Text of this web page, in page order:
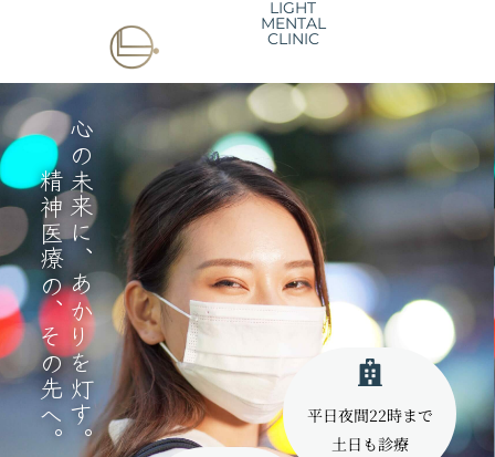
ッ
プ
LIGHT
MENTAL
CLINIC
医療法人社団燈心会｜ライトメンタルクリニック
心
の
未来
に
、
あ
か
り
を
灯
す
。
精神
医
療
の
、
そ
の
先
へ
。
平日夜間22時まで
土日も診療